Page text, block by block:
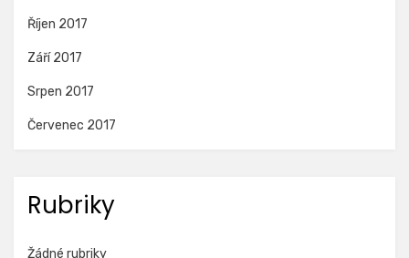
Říjen 2017
Září 2017
Srpen 2017
Červenec 2017
Rubriky
Žádné rubriky